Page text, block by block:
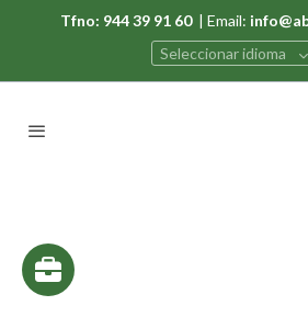
Tfno: 944 39 91 60| Email:
Seleccionar idioma